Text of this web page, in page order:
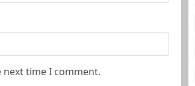
next time I comment.